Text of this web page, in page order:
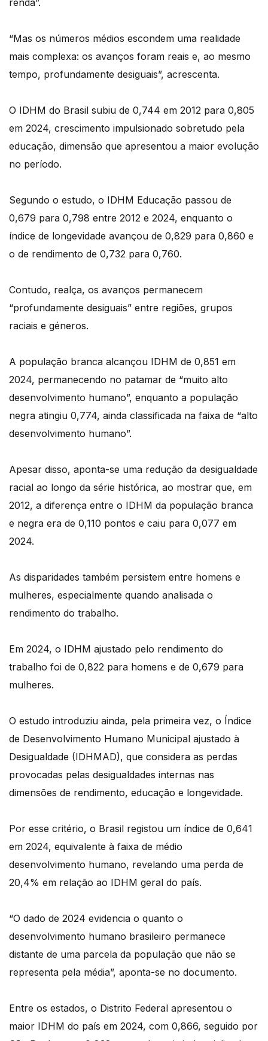
“Mas os números médios escondem uma realidade
mais complexa: os avanços foram reais e, ao mesmo
tempo, profundamente desiguais”, acrescenta.
O IDHM do Brasil subiu de 0,744 em 2012 para 0,805
em 2024, crescimento impulsionado sobretudo pela
educação, dimensão que apresentou a maior evolução
no período.
Segundo o estudo, o IDHM Educação passou de
0,679 para 0,798 entre 2012 e 2024, enquanto o
índice de longevidade avançou de 0,829 para 0,860 e
o de rendimento de 0,732 para 0,760.
Contudo, realça, os avanços permanecem
“profundamente desiguais” entre regiões, grupos
raciais e géneros.
A população branca alcançou IDHM de 0,851 em
2024, permanecendo no patamar de “muito alto
desenvolvimento humano”, enquanto a população
negra atingiu 0,774, ainda classificada na faixa de “alto
desenvolvimento humano”.
Apesar disso, aponta-se uma redução da desigualdade
racial ao longo da série histórica, ao mostrar que, em
2012, a diferença entre o IDHM da população branca
e negra era de 0,110 pontos e caiu para 0,077 em
2024.
As disparidades também persistem entre homens e
mulheres, especialmente quando analisada o
rendimento do trabalho.
Em 2024, o IDHM ajustado pelo rendimento do
trabalho foi de 0,822 para homens e de 0,679 para
mulheres.
O estudo introduziu ainda, pela primeira vez, o Índice
de Desenvolvimento Humano Municipal ajustado à
Desigualdade (IDHMAD), que considera as perdas
provocadas pelas desigualdades internas nas
dimensões de rendimento, educação e longevidade.
Por esse critério, o Brasil registou um índice de 0,641
em 2024, equivalente à faixa de médio
desenvolvimento humano, revelando uma perda de
20,4% em relação ao IDHM geral do país.
“O dado de 2024 evidencia o quanto o
desenvolvimento humano brasileiro permanece
distante de uma parcela da população que não se
representa pela média”, aponta-se no documento.
Entre os estados, o Distrito Federal apresentou o
maior IDHM do país em 2024, com 0,866, seguido por